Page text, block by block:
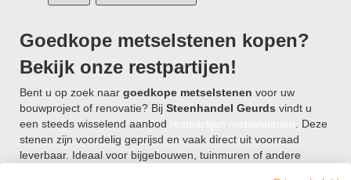
Goedkope metselstenen kopen?
Bekijk onze restpartijen!
Bent u op zoek naar goedkope metselstenen voor uw
bouwproject of renovatie? Bij Steenhandel Geurds vindt u
een steeds wisselend aanbod
. Deze
stenen zijn voordelig geprijsd en vaak direct uit voorraad
leverbaar. Ideaal voor bijgebouwen, tuinmuren of andere